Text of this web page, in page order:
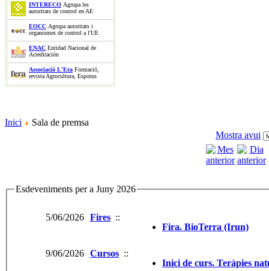
INTERECO Agrupa les
autoritats de control en AE
EOCC Agrupa autoritats i
organismes de control a l'UE
ENAC Entidad Nacional de
Acreditación
Associació L'Era Formació,
revista Agrocultura, Esporus
Inici
Sala de premsa
Mostra avui
Esdeveniments per a Juny 2026
5/06/2026 Fires ::
Fira. BioTerra (Irun)
9/06/2026 Cursos ::
Inici de curs. Teràpies